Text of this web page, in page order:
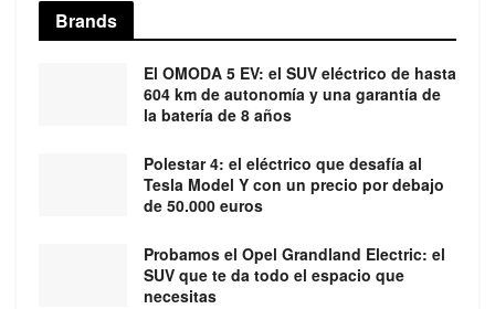
Brands
El OMODA 5 EV: el SUV eléctrico de hasta
604 km de autonomía y una garantía de
la batería de 8 años
Polestar 4: el eléctrico que desafía al
Tesla Model Y con un precio por debajo
de 50.000 euros
Probamos el Opel Grandland Electric: el
SUV que te da todo el espacio que
necesitas